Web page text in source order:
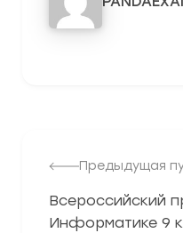
Предыдущая
Всероссийский
Информатике 9